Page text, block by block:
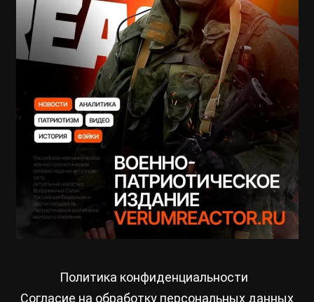
Политика конфиденциальности
Согласие на обработку персональных данных